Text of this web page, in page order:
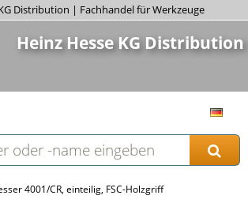
Distribution | Fachhandel für Werkzeuge
Heinz Hesse KG Distribution
4001/CR, einteilig, FSC-Holzgriff